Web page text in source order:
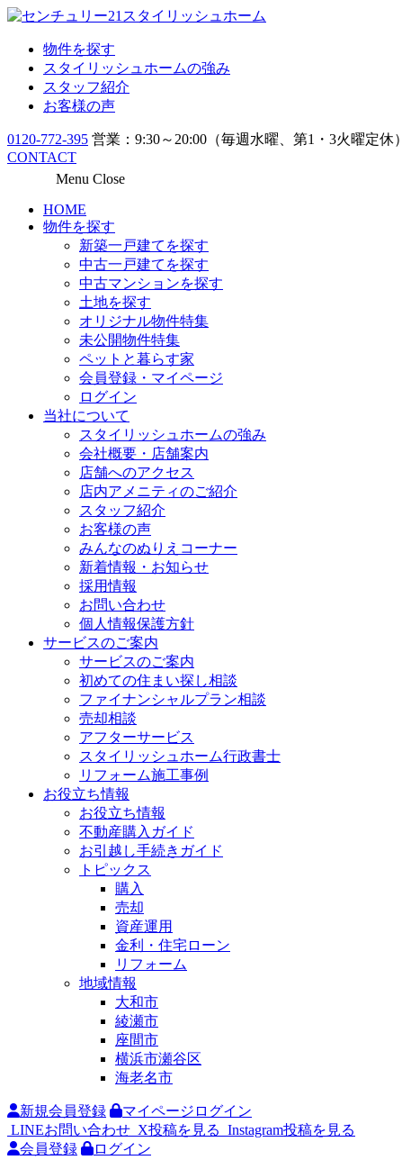
物件を探す
スタイリッシュホームの強み
スタッフ紹介
お客様の声
0120-772-395 営業：9:30～20:00（毎週水曜、第1・3火曜定休）
CONTACT
Menu Close
HOME
物件を探す
新築一戸建てを探す
中古一戸建てを探す
中古マンションを探す
土地を探す
オリジナル物件特集
未公開物件特集
ペットと暮らす家
会員登録・マイページ
ログイン
当社について
スタイリッシュホームの強み
会社概要・店舗案内
店舗へのアクセス
店内アメニティのご紹介
スタッフ紹介
お客様の声
みんなのぬりえコーナー
新着情報・お知らせ
採用情報
お問い合わせ
個人情報保護方針
サービスのご案内
サービスのご案内
初めての住まい探し相談
ファイナンシャルプラン相談
売却相談
アフターサービス
スタイリッシュホーム行政書士
リフォーム施工事例
お役立ち情報
お役立ち情報
不動産購入ガイド
お引越し手続きガイド
トピックス
購入
売却
資産運用
金利・住宅ローン
リフォーム
地域情報
大和市
綾瀬市
座間市
横浜市瀬谷区
海老名市
新規会員登録
マイページログイン
LINEお問い合わせ X投稿を見る Instagram投稿を見る
会員登録
ログイン